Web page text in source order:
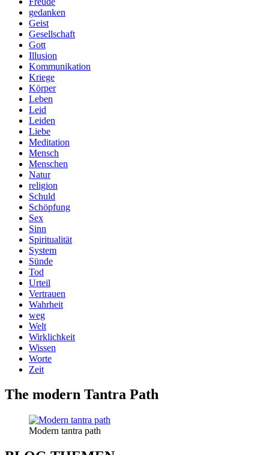
gedanken
Geist
Gesellschaft
Gott
Illusion
Kommunikation
Kriege
Körper
Leben
Leid
Leiden
Liebe
Meditation
Mensch
Menschen
Natur
religion
Schuld
Schöpfung
Sex
Sinn
Spiritualität
System
Sünde
Tod
Urteil
Vertrauen
Wahrheit
weg
Welt
Wirklichkeit
Wissen
Worte
Zeit
The modern Tantra Path
Modern tantra path